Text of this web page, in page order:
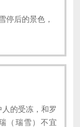
停后的景色，
的受冻，和罗
（瑞雪）不宜